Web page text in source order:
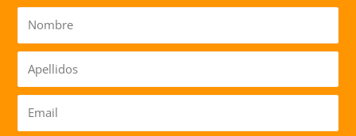
Nombre
Apellidos
Email